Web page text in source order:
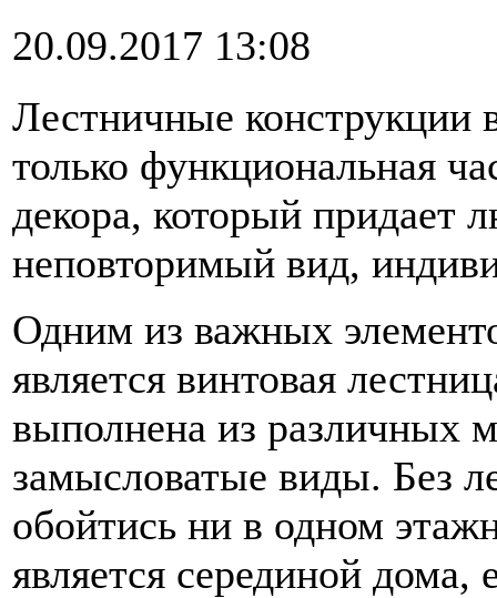
20.09.2017 13:08
Лестничные конструкции
только функциональная
декора, который
неповторимый вид,
Одним из важных
является винтовая
выполнена из различных
замысловатые виды. Без
обойтись ни в одном
является серединой дома,